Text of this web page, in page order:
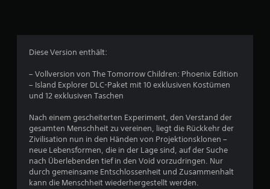
3
B
w
e
r
Diese Version enthält:
– Vollversion von The Tomorrow Children: Phoenix Edition
– Island Explorer DLC-Paket mit 10 exklusiven Kostümen
und 12 exklusiven Taschen
Nach einem gescheiterten Experiment, den Verstand der
gesamten Menschheit zu vereinen, liegt die Rückkehr der
Zivilisation nun in den Händen von Projektionsklonen –
neue Lebensformen, die in der Lage sind, auf der Suche
nach Überlebenden tief in den Void vorzudringen. Nur
durch gemeinsame Entschlossenheit und Zusammenhalt
kann die Menschheit wiederhergestellt werden.